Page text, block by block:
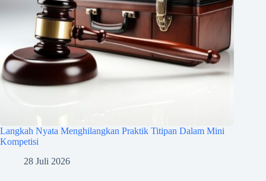
Langkah Nyata Menghilangkan Praktik Titipan Dalam Mini
Kompetisi
28 Juli 2026